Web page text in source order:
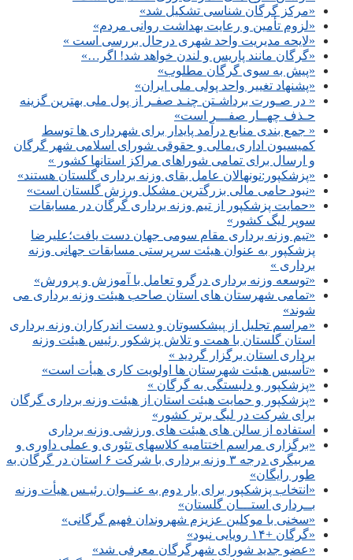
«مرکز گرگان شناسی تشکیل شد»
«لزوم تأمین و رعایت بهداشت روانی مردم»
«لایحه مدیریت واحد شهری درحال بررسی است »
«گرگان مانند پاریس و لندن خواهد شد! اگر…»
«پیش به سوی گرگان مطلوب»
«پشنهاد تغییر واحد پولی ملی ایران»
« در صـورت برداشـتن چنـد صفـر از پول ملی بهترین گزینه
حـذف چهــار صفـــر است»
« جمع بندی منابع درآمد پایدار برای شهرداری ها توسط
کمیسیون اداری،مالی و حقوقی شورای اسلامی شهر گرگان
و ارسال برای تمامی شوراهای مراکز استانها کشور »
«پزشکپور:نونهالان عامل بقای وزنه برداری گلستان هستند»
«نبود حامی مالی بزرگترین مشکل ورزش گلستان است»
«حمایت پزشکپور از تیم وزنه برداری گرگان در مسابقات
سوپر لیگ کشور»
«تیم وزنه برداری مقام سومی جهان دست یافت؛علیرضا
پزشکپور به عنوان هیئت سرپرستی مسابقات جهانی وزنه
برداری »
«توسعه وزنه برداری درگرو تعامل با آموزش و پرورش»
«تمامی شهرستان های استان صاحب هیئت وزنه برداری می
شوند»
«مراسم تجلیل از پیشکسوتان و دست اندرکاران وزنه برداری
استان گلستان با همت و تلاش پزشکور رئیس هیئت وزنه
برداری استان برگزار گردید »
«تأسیس هیئت شهرستان ها اولویت کاری هیأت است»
«پزشکپور و دلبستگی به گرگان »
«پزشکپور و حمایت هیئت استان از هیئت وزنه برداری گرگان
برای شرکت در لیگ برتر کشور»
استفاده از سالن های هیئت های ورزشی وزنه برداری
«برگزاری مراسم اختتامیه کلاسهای تئوری و عملی داوری و
مربیگری درجه ۳ وزنه برداری با شرکت ۶ استان در گرگان به
طور رایگان»
«انتخاب پزشکپور برای بار دوم به عنــوان رئیـس هیأت وزنه
بــرداری استـــان گلستان»
«سخنی با موکلین عزیزم شهروندان فهیم گرگانی»
«گرگان +۱۴ رویایی نبود»
«عضو جدید شورای شهرگرگان معرفی شد»